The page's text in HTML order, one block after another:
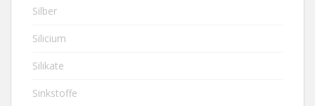
Silber
Silicium
Silikate
Sinkstoffe